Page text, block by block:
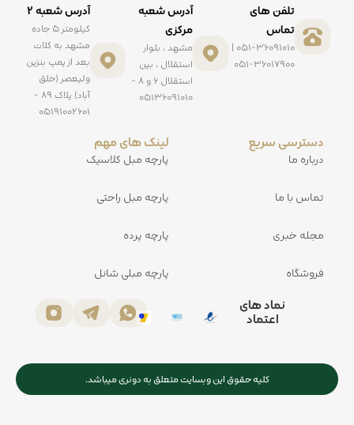
تلفن های
تماس
051-36091010 |
051-36017900
آدرس شعبه
مرکزی
مشهد ، بلوار
استقلال ، بین
استقلال ۶ و ۸ -
۰۵۱۳۶۰۹۱۰۱۰
آدرس شعبه ۲
کیلومتر ۵ جاده
مشهد به کلات
بعد از پمپ بنزین
ولیعصر (خلق
آباد) پلاک ۸۹ -
۰۵۱۹۱۰۰۲۶۰۱
دسترسی سریع
درباره ما
تماس با ما
مجله خبری
فروشگاه
لینک های مهم
پارچه مبل کلاسیک
پارچه مبل راحتی
پارچه پرده
پارچه مبلی شانل
نماد های
اعتماد
کلیه حقوق این وبسایت متعلق به دونری میباشد.